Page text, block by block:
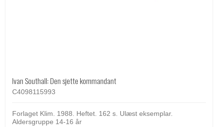
Ivan Southall: Den sjette kommandant
C4098115993
Forlaget Klim. 1988. Heftet. 162 s. Ulæst eksemplar.
Aldersgruppe 14-16 år